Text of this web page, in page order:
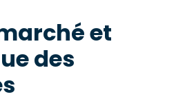
et
des